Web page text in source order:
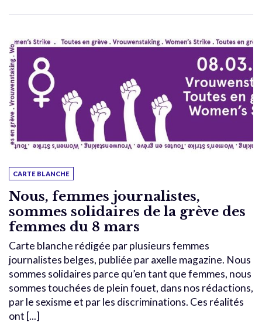
CARTE BLANCHE
Nous, femmes journalistes,
sommes solidaires de la grève des
femmes du 8 mars
Carte blanche rédigée par plusieurs femmes
journalistes belges, publiée par axelle magazine. Nous
sommes solidaires parce qu’en tant que femmes, nous
sommes touchées de plein fouet, dans nos rédactions,
par le sexisme et par les discriminations. Ces réalités
ont [...]